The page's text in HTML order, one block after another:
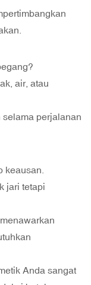
air, atau
perjalanan
keausan.
jari tetapi
Anda sangat